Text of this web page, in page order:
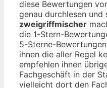
diese Bewertungen
genau durchlesen
zweigriffmischer
die 1-Stern-
5-Sterne-
ihnen die aller Regel
empfehlen ihnen
Fachgeschäft in der
vielleicht dort den